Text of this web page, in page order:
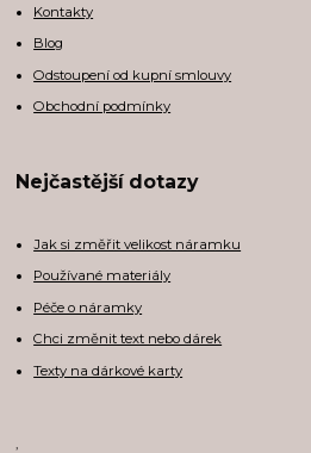
Kontakty
Blog
Odstoupení od kupní smlouvy
Obchodní podmínky
Nejčastější dotazy
Jak si změřit velikost náramku
Používané materiály
Péče o náramky
Chci změnit text nebo dárek
Texty na dárkové karty
,